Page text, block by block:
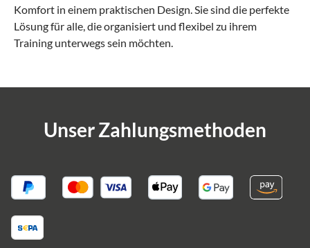
Komfort in einem praktischen Design. Sie sind die perfekte
Lösung für alle, die organisiert und flexibel zu ihrem
Training unterwegs sein möchten.
Unser Zahlungsmethoden